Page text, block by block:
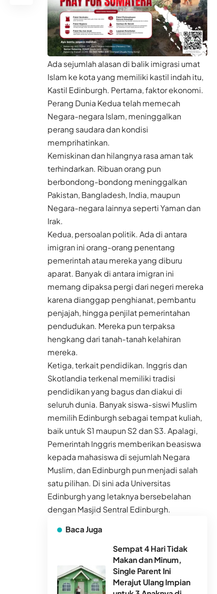
Ada sejumlah alasan di balik imigrasi umat
Islam ke kota yang memiliki kastil indah itu,
Kastil Edinburgh. Pertama, faktor ekonomi.
Perang Dunia Kedua telah memecah
Negara-negara Islam, meninggalkan
perang saudara dan kondisi
memprihatinkan.
Kemiskinan dan hilangnya rasa aman tak
terhindarkan. Ribuan orang pun
berbondong-bondong meninggalkan
Pakistan, Bangladesh, India, maupun
Negara-negara lainnya seperti Yaman dan
Irak.
Kedua, persoalan politik. Ada di antara
imigran ini orang-orang penentang
pemerintah atau mereka yang diburu
aparat. Banyak di antara imigran ini
memang dipaksa pergi dari negeri mereka
karena dianggap penghianat, pembantu
penjajah, hingga penjilat pemerintahan
pendudukan. Mereka pun terpaksa
hengkang dari tanah-tanah kelahiran
mereka.
Ketiga, terkait pendidikan. Inggris dan
Skotlandia terkenal memiliki tradisi
pendidikan yang bagus dan diakui di
seluruh dunia. Banyak siswa-siswi Muslim
memilih Edinburgh sebagai tempat kuliah,
baik untuk S1 maupun S2 dan S3. Apalagi,
Pemerintah Inggris memberikan beasiswa
kepada mahasiswa di sejumlah Negara
Muslim, dan Edinburgh pun menjadi salah
satu pilihan. Di sini ada Universitas
Edinburgh yang letaknya bersebelahan
dengan Masjid Sentral Edinburgh.
Baca Juga
Sempat 4 Hari Tidak
Makan dan Minum,
Single Parent Ini
Merajut Ulang Impian